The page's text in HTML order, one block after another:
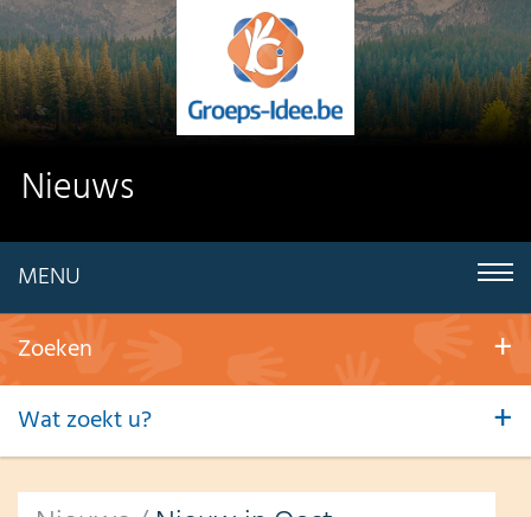
Nieuws
MENU
Zoeken
Wat zoekt u?